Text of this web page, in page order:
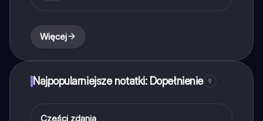
Więcej
Najpopularniejsze notatki: Dopełnienie 9
Język polski
Części zdania